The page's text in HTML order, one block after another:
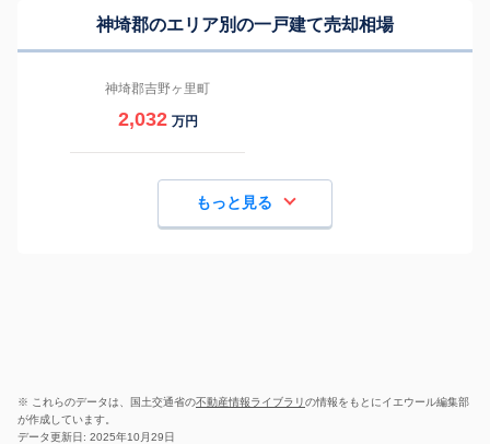
神埼郡のエリア別の一戸建て売却相場
神埼郡吉野ヶ里町
2,032 万円
もっと見る
※ これらのデータは、国土交通省の不動産情報ライブラリの情報をもとにイエウール編集部
が作成しています。
データ更新日: 2025年10月29日